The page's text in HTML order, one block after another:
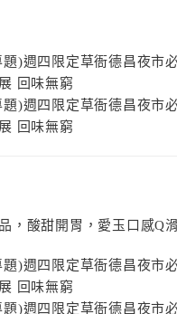
，酸甜開胃，愛玉口感Q